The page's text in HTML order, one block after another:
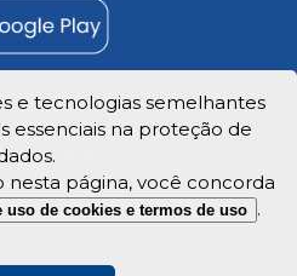
Conosco
e dados
e tecnologias semelhantes
essenciais na proteção de
página, você concorda
uso de cookies e termos de uso .